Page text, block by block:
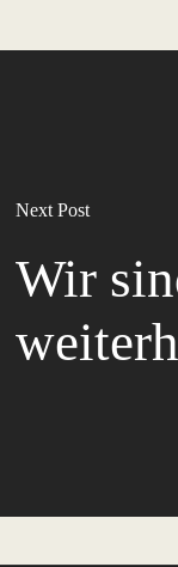
Next Post
Wir